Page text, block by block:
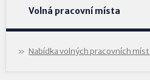
Volná pracovní místa
Nabídka volných pracovních míst